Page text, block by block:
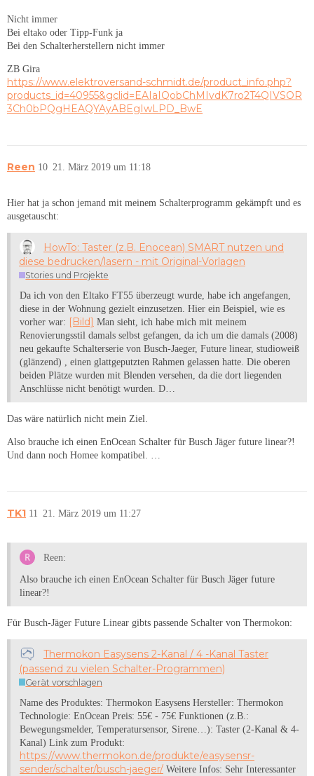
Nicht immer
Bei eltako oder Tipp-Funk ja
Bei den Schalterherstellern nicht immer
ZB Gira
https://www.elektroversand-schmidt.de/product_info.php?
products_id=40955&gclid=EAIaIQobChMIvdK7ro2T4QIVSOR
3Ch0bPQgHEAQYAyABEgIwLPD_BwE
Reen 21. März 2019 um 11:18
10
Hier hat ja schon jemand mit meinem Schalterprogramm gekämpft und es
ausgetauscht:
HowTo: Taster (z.B. Enocean) SMART nutzen und
diese bedrucken/lasern - mit Original-Vorlagen
Stories und Projekte
Da ich von den Eltako FT55 überzeugt wurde, habe ich angefangen,
diese in der Wohnung gezielt einzusetzen. Hier ein Beispiel, wie es
vorher war: [Bild] Man sieht, ich habe mich mit meinem
Renovierungsstil damals selbst gefangen, da ich um die damals (2008)
neu gekaufte Schalterserie von Busch-Jaeger, Future linear, studioweiß
(glänzend) , einen glattgeputzten Rahmen gelassen hatte. Die oberen
beiden Plätze wurden mit Blenden versehen, da die dort liegenden
Anschlüsse nicht benötigt wurden. D…
Das wäre natürlich nicht mein Ziel.
Also brauche ich einen EnOcean Schalter für Busch Jäger future linear?!
Und dann noch Homee kompatibel. …
TK1 21. März 2019 um 11:27
11
Reen:
Also brauche ich einen EnOcean Schalter für Busch Jäger future
linear?!
Für Busch-Jäger Future Linear gibts passende Schalter von Thermokon:
Thermokon Easysens 2-Kanal / 4 -Kanal Taster
(passend zu vielen Schalter-Programmen)
Gerät vorschlagen
Name des Produktes: Thermokon Easysens Hersteller: Thermokon
Technologie: EnOcean Preis: 55€ - 75€ Funktionen (z.B.:
Bewegungsmelder, Temperatursensor, Sirene…): Taster (2-Kanal & 4-
Kanal) Link zum Produkt:
https://www.thermokon.de/produkte/easysensr-
sender/schalter/busch-jaeger/ Weitere Infos: Sehr Interessanter